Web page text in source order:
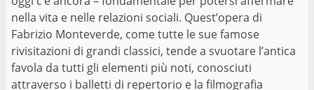
nella vita e nelle relazioni sociali. Quest’opera di
Fabrizio Monteverde, come tutte le sue famose
rivisitazioni di grandi classici, tende a svuotare l’antica
favola da tutti gli elementi più noti, conosciuti
attraverso i balletti di repertorio e la filmografia